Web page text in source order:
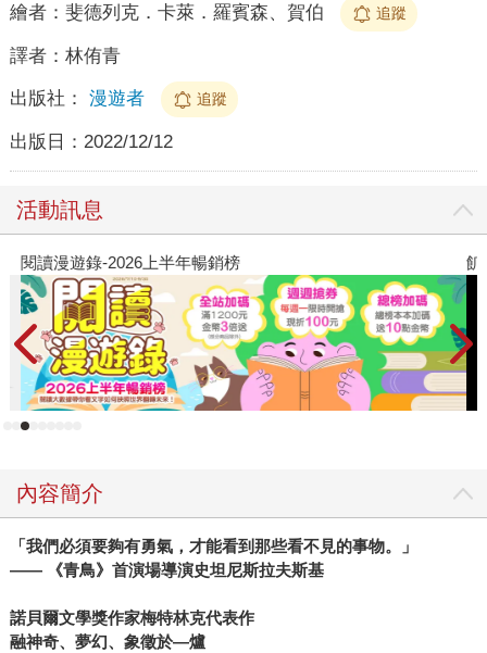
繪者： 斐德列克．卡萊．羅賓森、賀伯 追蹤
譯者： 林侑青
出版社： 漫遊者 追蹤
出版日： 2022/12/12
活動訊息
閱讀漫遊錄-2026上半年暢銷榜 飢
內容簡介
「我們必須要夠有勇氣，才能看到那些看不見的事物。」
—— 《青鳥》首演場導演史坦尼斯拉夫斯基
諾貝爾文學獎作家梅特林克代表作
融神奇、夢幻、象徵於—爐